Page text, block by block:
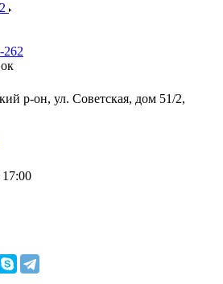
262
р-он, ул. Советская, дом 51/2,